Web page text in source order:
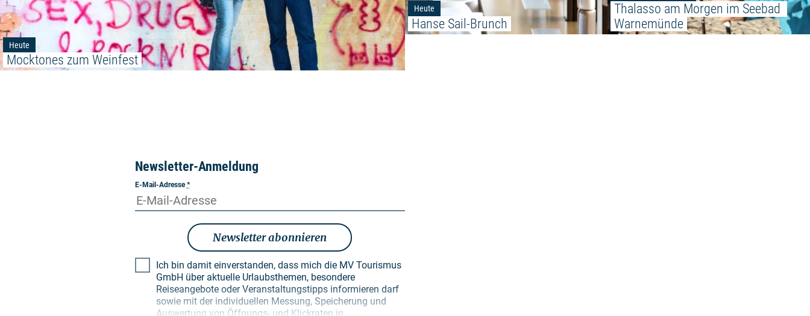
Heute
Mocktones zum Weinfest
Heute
Hanse Sail-Brunch
Thalasso am Morgen im Seebad
Warnemünde
Newsletter-Anmeldung
E-Mail-Adresse*
Newsletter abonnieren
Ich bin damit einverstanden, dass mich die MV Tourismus
GmbH über aktuelle Urlaubsthemen, besondere
Reiseangebote oder Veranstaltungstipps informieren darf
sowie mit der individuellen Messung, Speicherung und
Auswertung von Öffnungs- und Klickraten in